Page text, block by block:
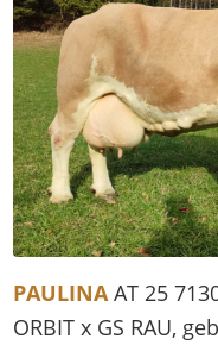
PAULINA AT 25
ORBIT x GS RAU,